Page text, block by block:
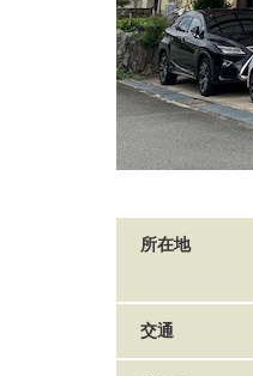
所在地
交通